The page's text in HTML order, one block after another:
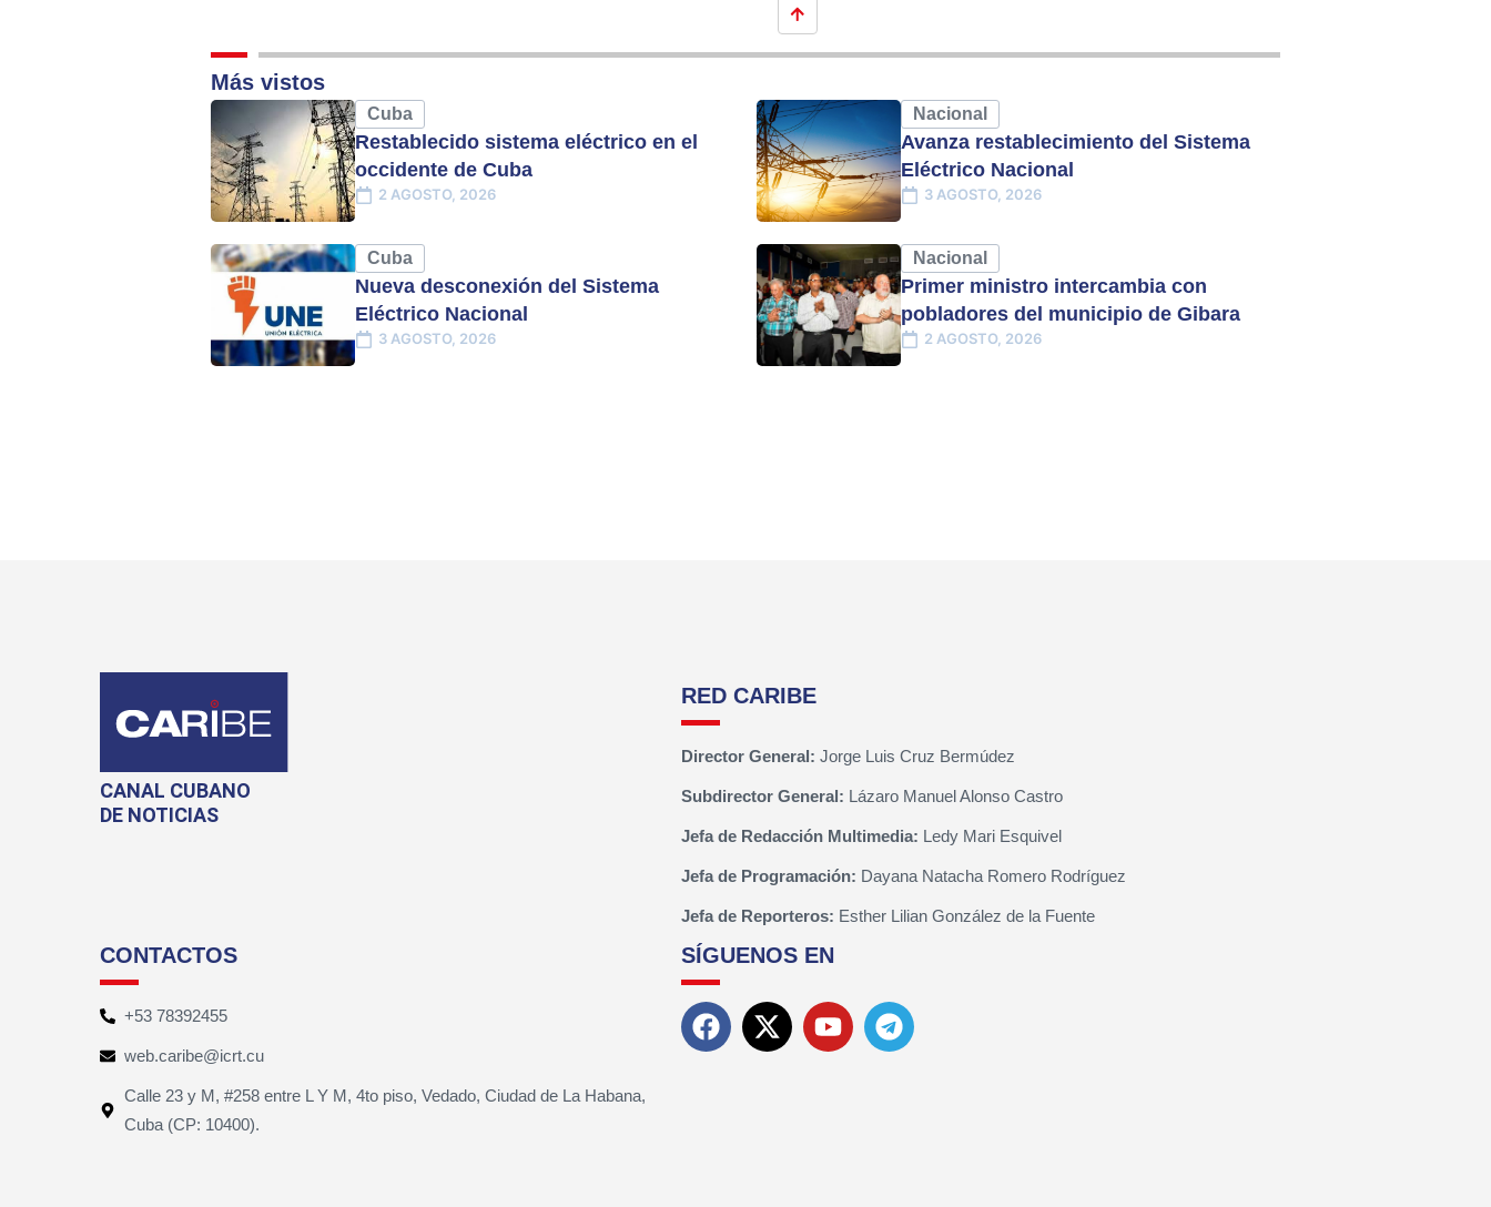
Más vistos
Cuba
Restablecido sistema eléctrico en el
occidente de Cuba
2 AGOSTO, 2026
Nacional
Avanza restablecimiento del Sistema
Eléctrico Nacional
3 AGOSTO, 2026
Cuba
Nueva desconexión del Sistema
Eléctrico Nacional
3 AGOSTO, 2026
Nacional
Primer ministro intercambia con
pobladores del municipio de Gibara
2 AGOSTO, 2026
CANAL CUBANO
DE NOTICIAS
RED CARIBE
Director General: Jorge Luis Cruz Bermúdez
Subdirector General: Lázaro Manuel Alonso Castro
Jefa de Redacción Multimedia: Ledy Mari Esquivel
Jefa de Programación: Dayana Natacha Romero Rodríguez
Jefa de Reporteros: Esther Lilian González de la Fuente
CONTACTOS
+53 78392455
web.caribe@icrt.cu
Calle 23 y M, #258 entre L Y M, 4to piso, Vedado, Ciudad de La Habana,
Cuba (CP: 10400).
SÍGUENOS EN